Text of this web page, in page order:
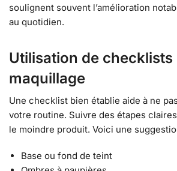
soulignent souvent l’amélioration
au quotidien.
Utilisation de checklists
maquillage
Une checklist bien établie aide à ne
votre routine. Suivre des étapes
le moindre produit. Voici une
Base ou fond de teint